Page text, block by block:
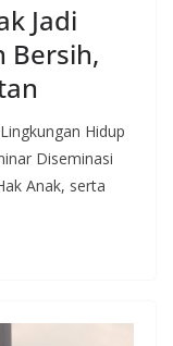
Jadi
Bersih,
Hidup
Diseminasi
Anak, serta